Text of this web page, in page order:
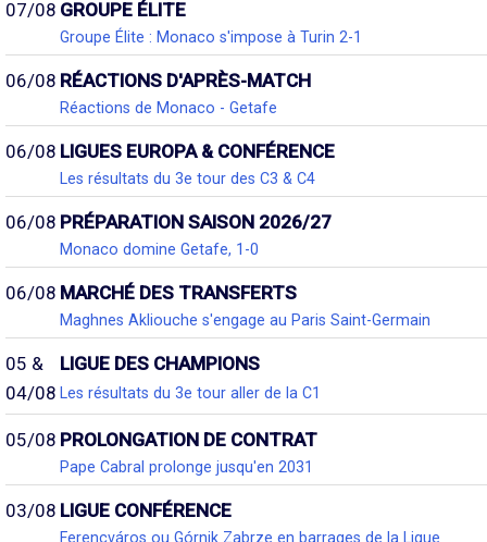
07/08 GROUPE ÉLITE
Groupe Élite : Monaco s'impose à Turin 2-1
06/08 RÉACTIONS D'APRÈS-MATCH
Réactions de Monaco - Getafe
06/08 LIGUES EUROPA & CONFÉRENCE
Les résultats du 3e tour des C3 & C4
06/08 PRÉPARATION SAISON 2026/27
Monaco domine Getafe, 1-0
06/08 MARCHÉ DES TRANSFERTS
Maghnes Akliouche s'engage au Paris Saint-Germain
05 &
04/08
LIGUE DES CHAMPIONS
Les résultats du 3e tour aller de la C1
05/08 PROLONGATION DE CONTRAT
Pape Cabral prolonge jusqu'en 2031
03/08 LIGUE CONFÉRENCE
Ferencváros ou Górnik Zabrze en barrages de la Ligue